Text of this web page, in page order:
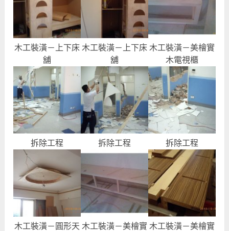
木工裝潢－上下床
舖
木工裝潢－上下床
舖
木工裝潢－美檜實
木電視櫃
拆除工程 拆除工程 拆除工程
木工裝潢－圓形天 木工裝潢－美檜實 木工裝潢－美檜實